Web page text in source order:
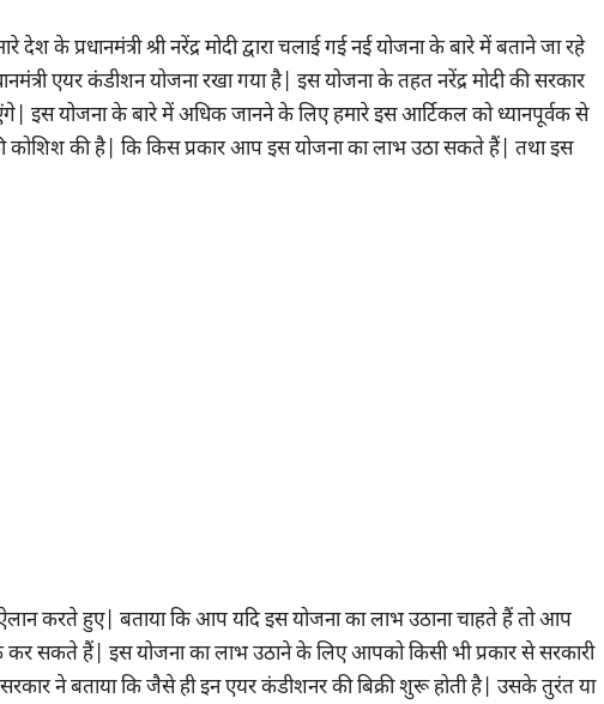
के प्रधानमंत्री श्री नरेंद्र मोदी द्वारा चलाई गई नई योजना के बारे में बताने जा रहे
एयर कंडीशन योजना रखा गया है| इस योजना के तहत नरेंद्र मोदी की सरकार
इस योजना के बारे में अधिक जानने के लिए हमारे इस आर्टिकल को ध्यानपूर्वक से
की है| कि किस प्रकार आप इस योजना का लाभ उठा सकते हैं| तथा इस
ऐलान करते हुए| बताया कि आप यदि इस योजना का लाभ उठाना चाहते हैं तो आप
सकते हैं| इस योजना का लाभ उठाने के लिए आपको किसी भी प्रकार से सरकारी
ने बताया कि जैसे ही इन एयर कंडीशनर की बिक्री शुरू होती है| उसके तुरंत या